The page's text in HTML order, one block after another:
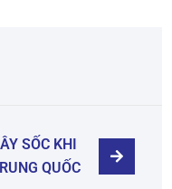
SỐC KHI
QUỐC